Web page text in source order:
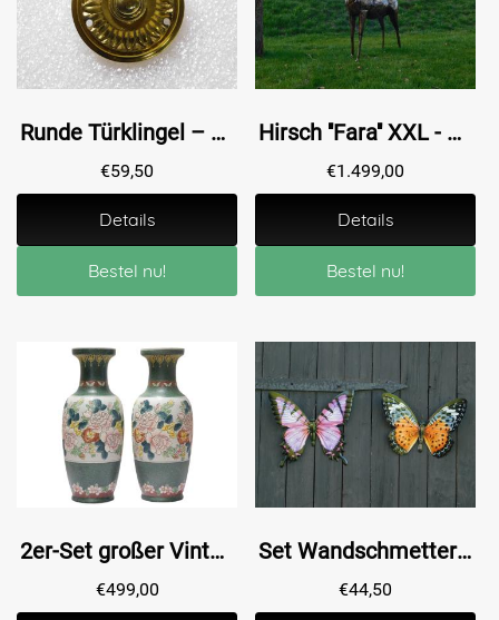
Runde Türklingel – Ø 5,5 cm – Messing
€59,50
Details
Bestel nu!
Hirsch ''Fara'' XXL - 195 cm - Handgefertigt & Einzigartig
€1.499,00
Details
Bestel nu!
2er-Set großer Vintage Asiatischer Ziervasen mit Blumenmuster – ca. 60 cm – Keramik
€499,00
Set Wandschmetterlinge - Lila und Orange - Metall
€44,50